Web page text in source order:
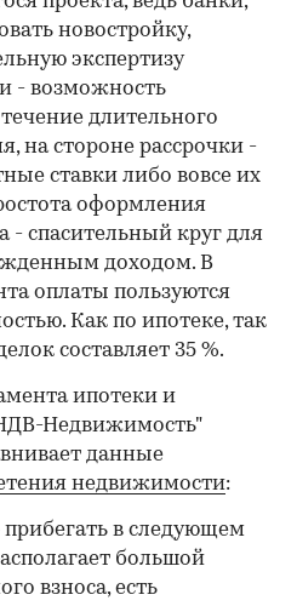
новостройку,
экспертизу
- возможность
длительного
на стороне рассрочки -
ставки либо вовсе их
оформления
- спасительный круг для
доходом. В
оплаты пользуются
Как по ипотеке, так
составляет 35 %.
ипотеки и
Недвижимость"
данные
недвижимости:
прибегать в следующем
большой
взноса, есть